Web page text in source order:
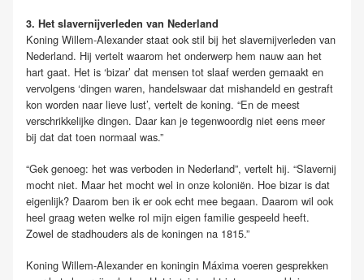
3. Het slavernijverleden van Nederland
Koning Willem-Alexander staat ook stil bij het slavernijverleden van
Nederland. Hij vertelt waarom het onderwerp hem nauw aan het
hart gaat. Het is ‘bizar’ dat mensen tot slaaf werden gemaakt en
vervolgens ‘dingen waren, handelswaar dat mishandeld en gestraft
kon worden naar lieve lust’, vertelt de koning. “En de meest
verschrikkelijke dingen. Daar kan je tegenwoordig niet eens meer
bij dat dat toen normaal was.”
“Gek genoeg: het was verboden in Nederland”, vertelt hij. “Slavernij
mocht niet. Maar het mocht wel in onze koloniën. Hoe bizar is dat
eigenlijk? Daarom ben ik er ook echt mee begaan. Daarom wil ook
heel graag weten welke rol mijn eigen familie gespeeld heeft.
Zowel de stadhouders als de koningen na 1815.”
Koning Willem-Alexander en koningin Máxima voeren gesprekken